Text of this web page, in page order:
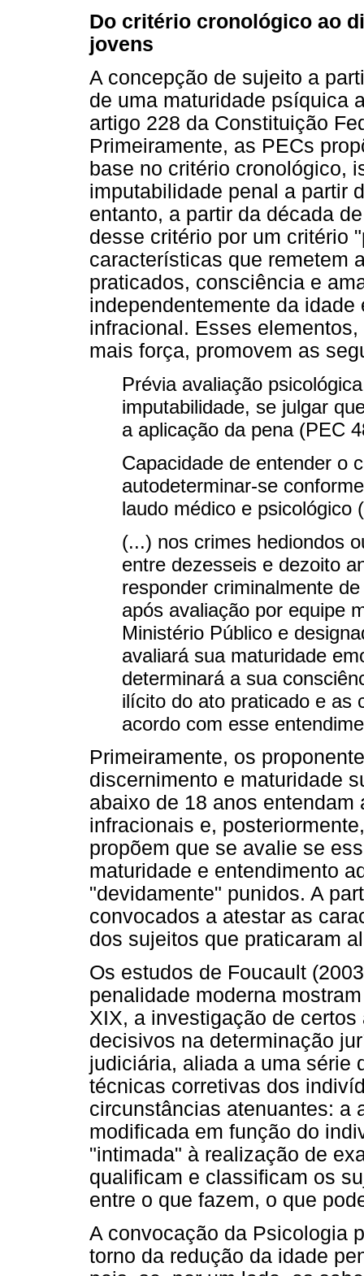
Do critério cronológico ao
jovens
A concepção de sujeito a
de uma maturidade psíquica
artigo 228 da Constituição
Primeiramente, as PECs
base no critério cronológico,
imputabilidade penal a partir
entanto, a partir da década
desse critério por um critério
características que remetem
praticados, consciência e
independentemente da
infracional. Esses
mais força, promovem as
Prévia avaliação
imputabilidade, se julgar
a aplicação da pena (PEC
Capacidade de entender o
autodeterminar-se
laudo médico e psicológico
(...) nos crimes hediondos
entre dezesseis e dezoito
responder criminalmente
após avaliação por equipe
Ministério Público e
avaliará sua maturidade
determinará a sua
ilícito do ato praticado e as
acordo com esse
Primeiramente, os
discernimento e maturidade
abaixo de 18 anos
infracionais e,
propõem que se avalie se
maturidade e entendimento
"devidamente" punidos. A
convocados a atestar as
dos sujeitos que praticaram
Os estudos de Foucault
penalidade moderna
XIX, a investigação de
decisivos na determinação
judiciária, aliada a uma série
técnicas corretivas dos
circunstâncias atenuantes: a
modificada em função do
"intimada" à realização de
qualificam e classificam os
entre o que fazem, o que
A convocação da Psicologia
torno da redução da idade